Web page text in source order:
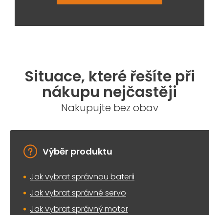
Situace, které řešíte při
nákupu nejčastěji
Nakupujte bez obav
Výběr produktu
Jak vybrat správnou baterii
Jak vybrat správné servo
Jak vybrat správný motor